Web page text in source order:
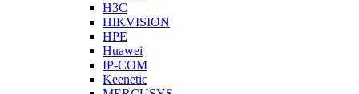
H3C
HIKVISION
HPE
Huawei
IP-COM
Keenetic